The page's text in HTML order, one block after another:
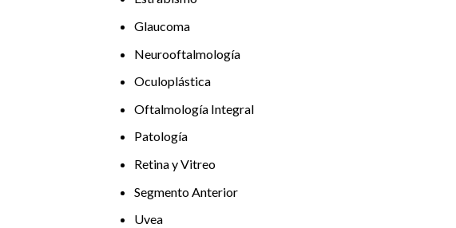
Glaucoma
Neurooftalmología
Oculoplástica
Oftalmología Integral
Patología
Retina y Vitreo
Segmento Anterior
Uvea